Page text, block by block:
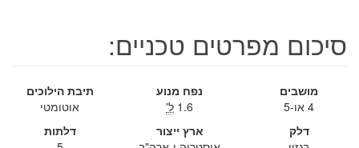
סיכום מפרטים טכניים:
מושבים
4 או-5
נפח מנוע
1.6 ל'
תיבת הילוכים
אוטומטי
דלק
ארץ ייצור
דלתות